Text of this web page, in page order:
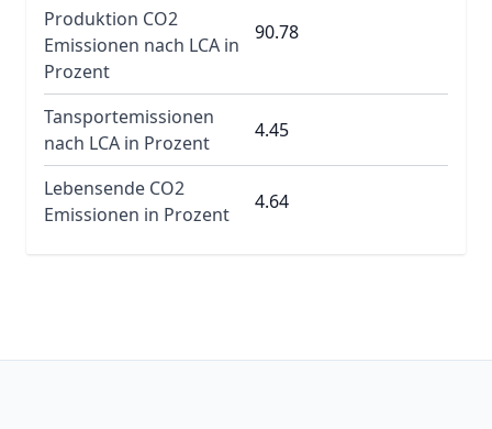
Produktion CO2
Emissionen nach LCA in
Prozent
90.78
Tansportemissionen
nach LCA in Prozent
4.45
Lebensende CO2
Emissionen in Prozent
4.64